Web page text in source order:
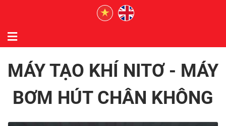
MÁY TẠO KHÍ NITƠ - MÁY
BƠM HÚT CHÂN KHÔNG